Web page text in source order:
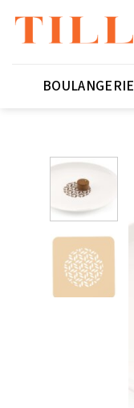
BOULANGERIE